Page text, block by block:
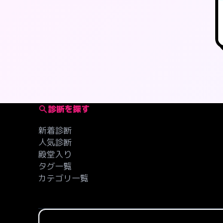
診断を探す
新着診断
人気診断
殿堂入り
タグ一覧
カテゴリ一覧